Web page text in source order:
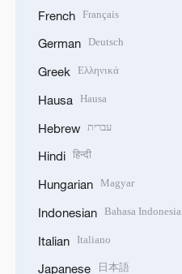
French Français
German Deutsch
Greek Ελληνικά
Hausa Hausa
Hebrew עברית
Hindi हिन्दी
Hungarian Magyar
Indonesian Bahasa Indonesia
Italian Italiano
Japanese 日本語